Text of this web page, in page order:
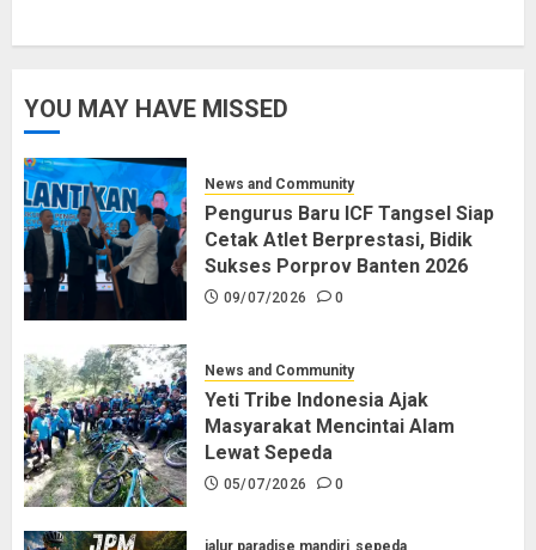
YOU MAY HAVE MISSED
News and Community
Pengurus Baru ICF Tangsel Siap
Cetak Atlet Berprestasi, Bidik
Sukses Porprov Banten 2026
09/07/2026 0
News and Community
Yeti Tribe Indonesia Ajak
Masyarakat Mencintai Alam
Lewat Sepeda
05/07/2026 0
jalur paradise mandiri sepeda